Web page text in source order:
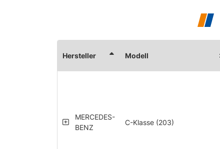
Hersteller Modell
MERCEDES-
BENZ
C-Klasse (203)